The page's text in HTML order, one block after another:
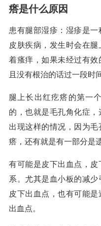
瘩是什么原因
患有腿部湿疹：湿疹是
皮肤疾病，发生时会在
着瘙痒，如果未经过有
且没有根治的话过一段时
腿上长出红疙瘩的第一
的，也就是毛孔角化症
出现这样的情况，因为
瘩，还有就是有一部分是
有可能是皮下出血点，
系。尤其是血小板的减
皮下出血点，也有可能
出血点。